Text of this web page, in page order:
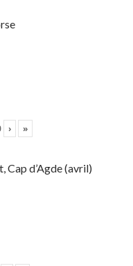
› »
Cap d’Agde (avril)